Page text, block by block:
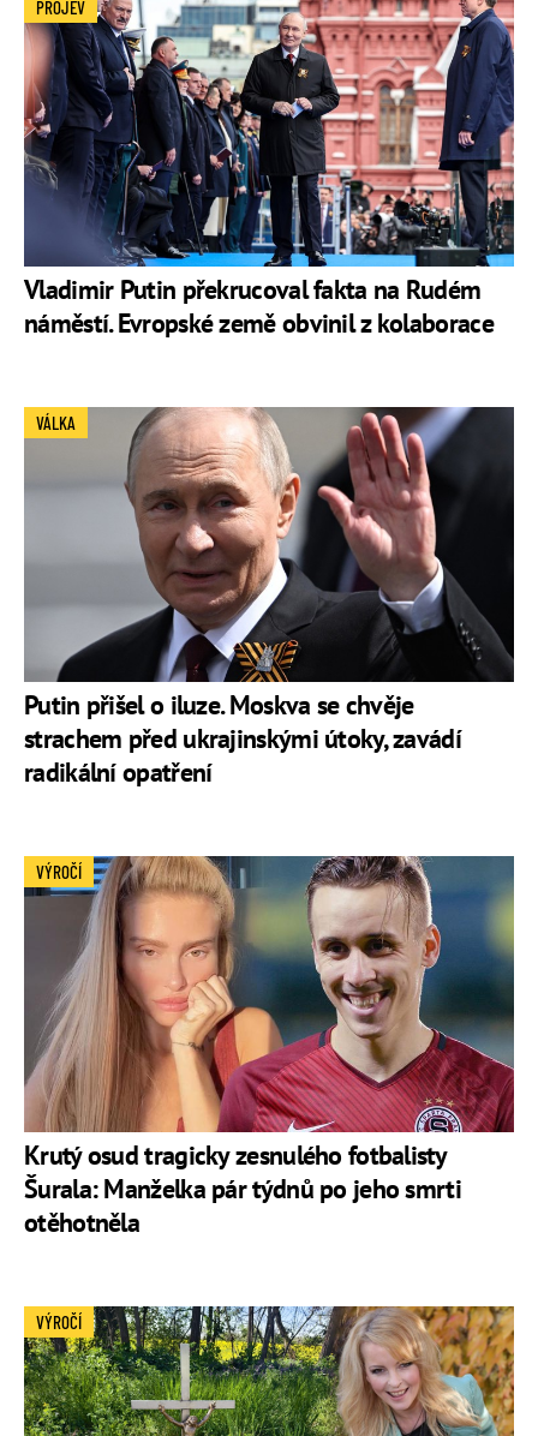
Vladimir Putin překrucoval fakta na Rudém
náměstí. Evropské země obvinil z kolaborace
PROJEV
Putin přišel o iluze. Moskva se chvěje
strachem před ukrajinskými útoky, zavádí
radikální opatření
VÁLKA
Krutý osud tragicky zesnulého fotbalisty
Šurala: Manželka pár týdnů po jeho smrti
otěhotněla
VÝROČÍ
VÝROČÍ